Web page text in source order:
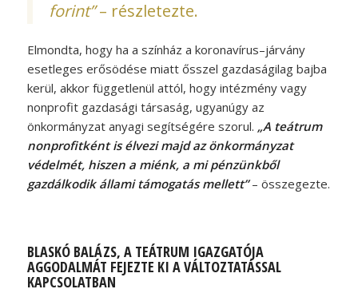
forint”– részletezte.
Elmondta, hogy ha a színház a koronavírus–járvány
esetleges erősödése miatt ősszel gazdaságilag bajba
kerül, akkor függetlenül attól, hogy intézmény vagy
nonprofit gazdasági társaság, ugyanúgy az
önkormányzat anyagi segítségére szorul. „A teátrum
nonprofitként is élvezi majd az önkormányzat
védelmét, hiszen a miénk, a mi pénzünkből
gazdálkodik állami támogatás mellett”– összegezte.
BLASKÓ BALÁZS, A TEÁTRUM IGAZGATÓJA
AGGODALMÁT FEJEZTE KI A VÁLTOZTATÁSSAL
KAPCSOLATBAN